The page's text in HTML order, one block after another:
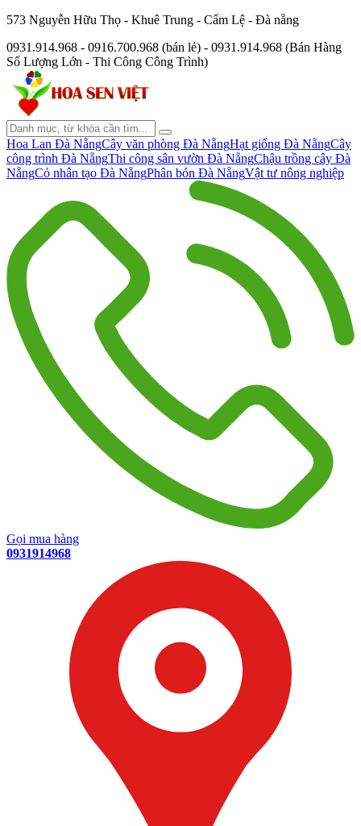
573 Nguyễn Hữu Thọ - Khuê Trung - Cẩm Lệ - Đà nẵng
0931.914.968 - 0916.700.968 (bán lẻ) - 0931.914.968 (Bán Hàng
Số Lượng Lớn - Thi Công Công Trình)
Hoa Lan Đà NẵngCây văn phòng Đà NẵngHạt giống Đà NẵngCây
công trình Đà NẵngThi công sân vườn Đà NẵngChậu trồng cây Đà
NẵngCỏ nhân tạo Đà NẵngPhân bón Đà NẵngVật tư nông nghiệp
Gọi mua hàng
0931914968